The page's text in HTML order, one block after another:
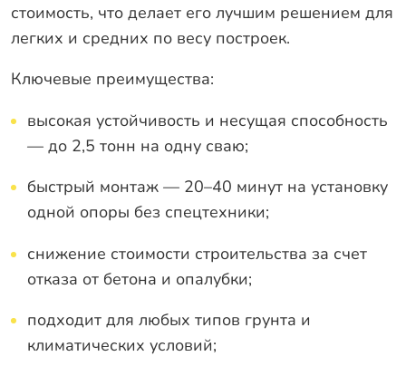
стоимость, что делает его лучшим решением для
легких и средних по весу построек.
Ключевые преимущества:
высокая устойчивость и несущая способность
— до 2,5 тонн на одну сваю;
быстрый монтаж — 20–40 минут на установку
одной опоры без спецтехники;
снижение стоимости строительства за счет
отказа от бетона и опалубки;
подходит для любых типов грунта и
климатических условий;